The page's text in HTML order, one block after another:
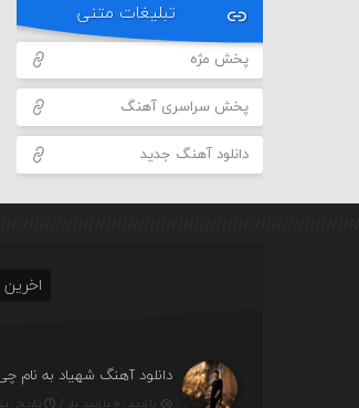
تبلیغات متنی
پخش مژه
پخش سراسری آهنگ
دانلود آهنگ جدید
دانلود آهنگ شهیاد به نام
بازدید : ۰ بازدید بار / تاریخ :